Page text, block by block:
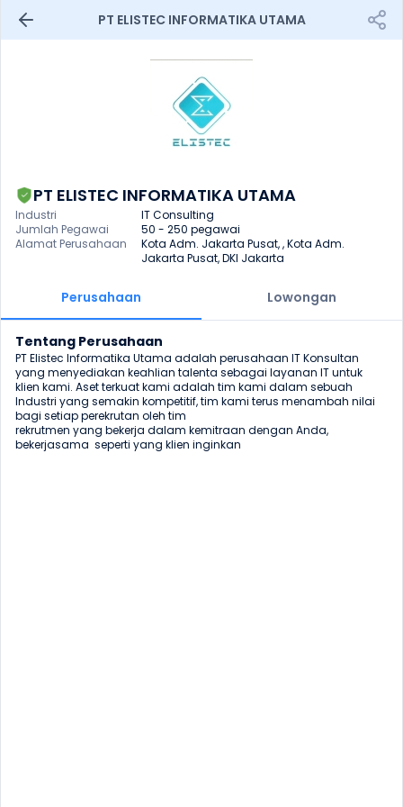
PT ELISTEC INFORMATIKA UTAMA
PT ELISTEC INFORMATIKA UTAMA
Industri
IT Consulting
Jumlah Pegawai
50 - 250 pegawai
Alamat Perusahaan
Kota Adm. Jakarta Pusat, , Kota Adm.
Jakarta Pusat, DKI Jakarta
Perusahaan Lowongan
Tentang Perusahaan
PT Elistec Informatika Utama adalah perusahaan IT Konsultan
yang menyediakan keahlian talenta sebagai layanan IT untuk
klien kami. Aset terkuat kami adalah tim kami dalam sebuah
Industri yang semakin kompetitif, tim kami terus menambah nilai
bagi setiap perekrutan oleh tim
rekrutmen yang bekerja dalam kemitraan dengan Anda,
bekerjasama  seperti yang klien inginkan